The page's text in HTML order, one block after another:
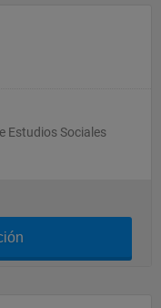
Estudios Sociales